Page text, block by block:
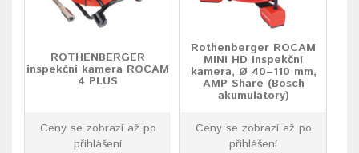
ROTHENBERGER
inspekční kamera ROCAM
4 PLUS
Ceny se zobrazí až po
přihlášení
Rothenberger ROCAM
MINI HD inspekční
kamera, Ø 40–110 mm,
AMP Share (Bosch
akumulátory)
Ceny se zobrazí až po
přihlášení